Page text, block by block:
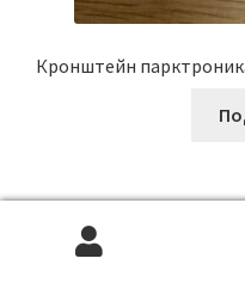
Кронштейн